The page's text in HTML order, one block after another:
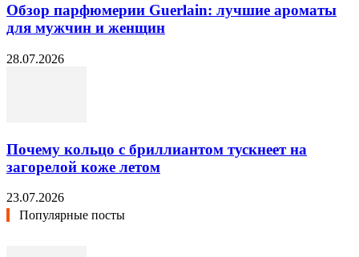
Обзор парфюмерии Guerlain: лучшие ароматы
для мужчин и женщин
28.07.2026
Почему кольцо с бриллиантом тускнеет на
загорелой коже летом
23.07.2026
Популярные посты